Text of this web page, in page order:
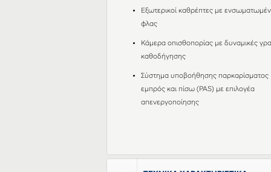
Εξωτερικοί καθρέπτες με
φλας
Κάμερα οπισθοπορίας με δυναμικές
καθοδήγησης
Σύστημα υποβοήθησης παρκαρίσματος
εμπρός και πίσω (PAS) με επιλογέα
απενεργοποίησης